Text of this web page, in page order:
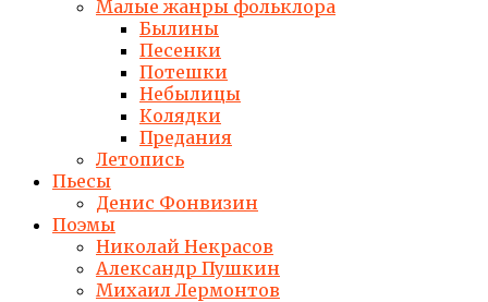
Малые жанры фольклора
Былины
Песенки
Потешки
Небылицы
Колядки
Предания
Летопись
Пьесы
Денис Фонвизин
Поэмы
Николай Некрасов
Александр Пушкин
Михаил Лермонтов